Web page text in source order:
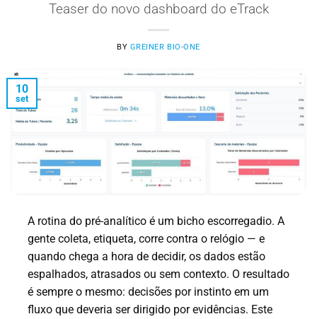
Teaser do novo dashboard do eTrack
BY GREINER BIO-ONE
10
set
A rotina do pré-analítico é um bicho escorregadio. A
gente coleta, etiqueta, corre contra o relógio — e
quando chega a hora de decidir, os dados estão
espalhados, atrasados ou sem contexto. O resultado
é sempre o mesmo: decisões por instinto em um
fluxo que deveria ser dirigido por evidências. Este